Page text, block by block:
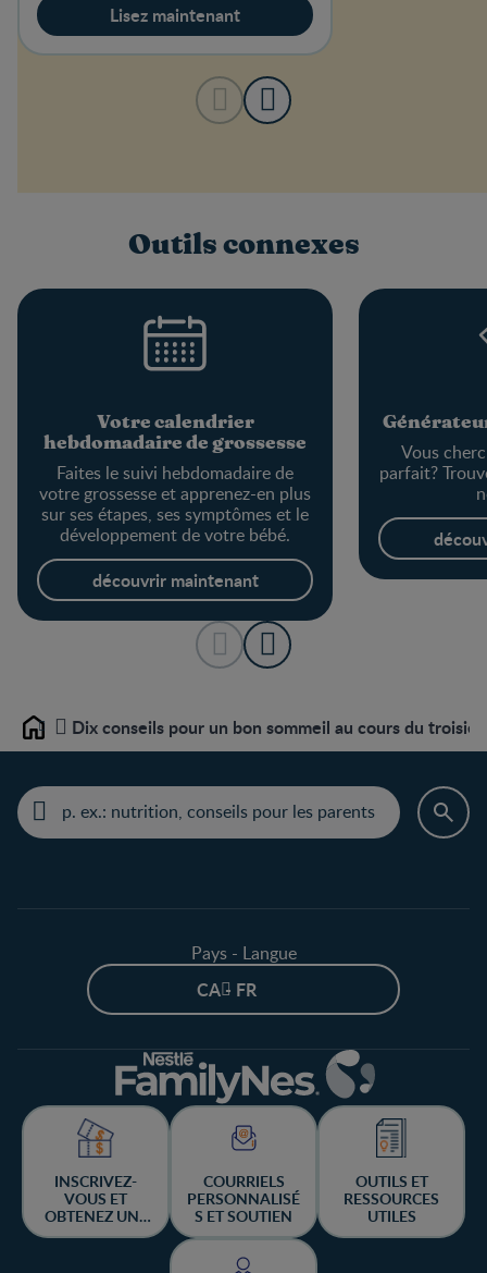
Lisez maintenant
Outils connexes
Votre calendrier
hebdomadaire de grossesse
Faites le suivi hebdomadaire de
votre grossesse et apprenez-en plus
sur ses étapes, ses symptômes et le
développement de votre bébé.
découvrir maintenant
Vous
parfait?
Home Dix conseils pour un bon sommeil au cours du
Pays - Langue
CA - FR
INSCRIVEZ-
VOUS ET
OBTENEZ UNE
CHANCE DE
COURRIELS
PERSONNALISÉ
S ET SOUTIEN
OUTILS ET
RESSOURCES
UTILES